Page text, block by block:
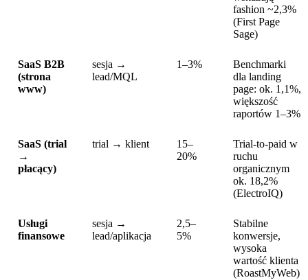
fashion ~2,3%
(First Page
Sage)
SaaS B2B
(strona
www)
sesja →
lead/MQL
1–3%
Benchmarki
dla landing
page: ok. 1,1%,
większość
raportów 1–3%
SaaS (trial
→
płacący)
trial → klient
15–
20%
Trial-to-paid w
ruchu
organicznym
ok. 18,2%
(ElectroIQ)
Usługi
finansowe
sesja →
lead/aplikacja
2,5–
5%
Stabilne
konwersje,
wysoka
wartość klienta
(RoastMyWeb)